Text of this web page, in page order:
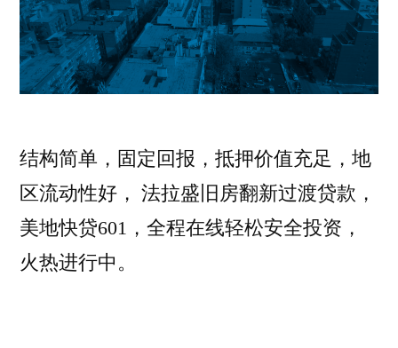
结构简单，固定回报，抵押价值充足，地
区流动性好， 法拉盛旧房翻新过渡贷款，
美地快贷601，全程在线轻松安全投资，
火热进行中。